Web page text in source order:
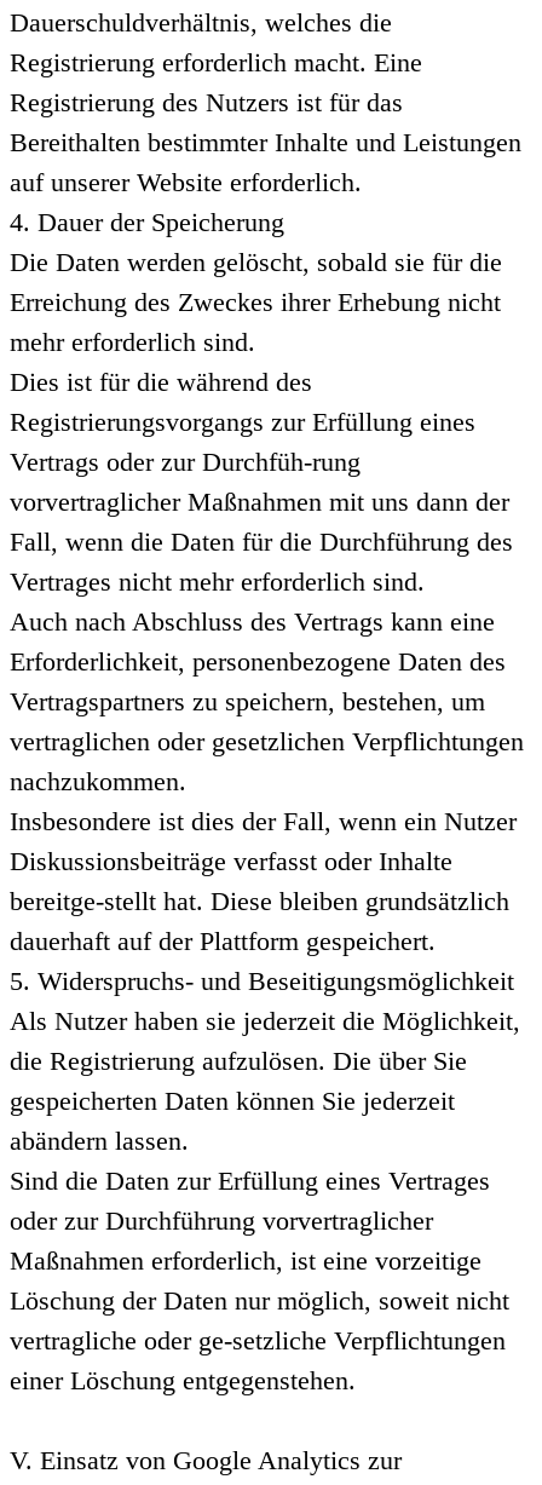
Dauerschuldverhältnis, welches die
Registrierung erforderlich macht. Eine
Registrierung des Nutzers ist für das
Bereithalten bestimmter Inhalte und Leistungen
auf unserer Website erforderlich.
4. Dauer der Speicherung
Die Daten werden gelöscht, sobald sie für die
Erreichung des Zweckes ihrer Erhebung nicht
mehr erforderlich sind.
Dies ist für die während des
Registrierungsvorgangs zur Erfüllung eines
Vertrags oder zur Durchfüh-rung
vorvertraglicher Maßnahmen mit uns dann der
Fall, wenn die Daten für die Durchführung des
Vertrages nicht mehr erforderlich sind.
Auch nach Abschluss des Vertrags kann eine
Erforderlichkeit, personenbezogene Daten des
Vertragspartners zu speichern, bestehen, um
vertraglichen oder gesetzlichen Verpflichtungen
nachzukommen.
Insbesondere ist dies der Fall, wenn ein Nutzer
Diskussionsbeiträge verfasst oder Inhalte
bereitge-stellt hat. Diese bleiben grundsätzlich
dauerhaft auf der Plattform gespeichert.
5. Widerspruchs- und Beseitigungsmöglichkeit
Als Nutzer haben sie jederzeit die Möglichkeit,
die Registrierung aufzulösen. Die über Sie
gespeicherten Daten können Sie jederzeit
abändern lassen.
Sind die Daten zur Erfüllung eines Vertrages
oder zur Durchführung vorvertraglicher
Maßnahmen erforderlich, ist eine vorzeitige
Löschung der Daten nur möglich, soweit nicht
vertragliche oder ge-setzliche Verpflichtungen
einer Löschung entgegenstehen.
V. Einsatz von Google Analytics zur